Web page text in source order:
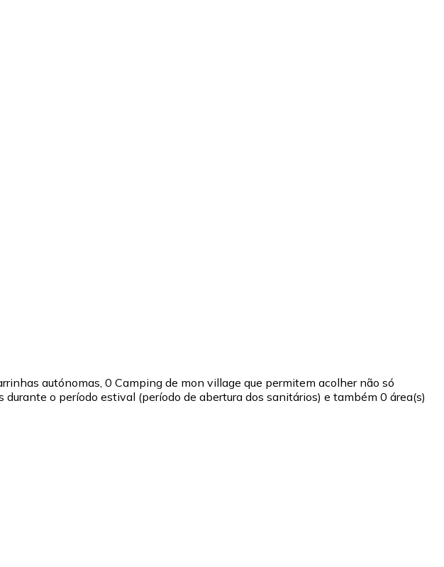
autónomas, 0 Camping de mon village que permitem acolher não só
o período estival (período de abertura dos sanitários) e também 0 área(s)